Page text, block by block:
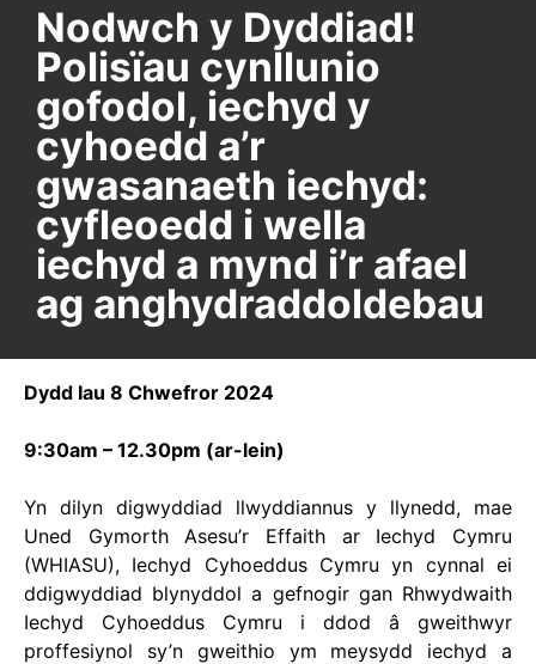
Nodwch y Dyddiad!
Polisïau cynllunio
gofodol, iechyd y
cyhoedd a’r
gwasanaeth iechyd:
cyfleoedd i wella
iechyd a mynd i’r afael
ag anghydraddoldebau
Dydd Iau 8 Chwefror 2024
9:30am – 12.30pm (ar-lein)
Yn dilyn digwyddiad llwyddiannus y llynedd, mae
Uned Gymorth Asesu’r Effaith ar Iechyd Cymru
(WHIASU), Iechyd Cyhoeddus Cymru yn cynnal ei
ddigwyddiad blynyddol a gefnogir gan Rhwydwaith
Iechyd Cyhoeddus Cymru i ddod â gweithwyr
proffesiynol sy’n gweithio ym meysydd iechyd a